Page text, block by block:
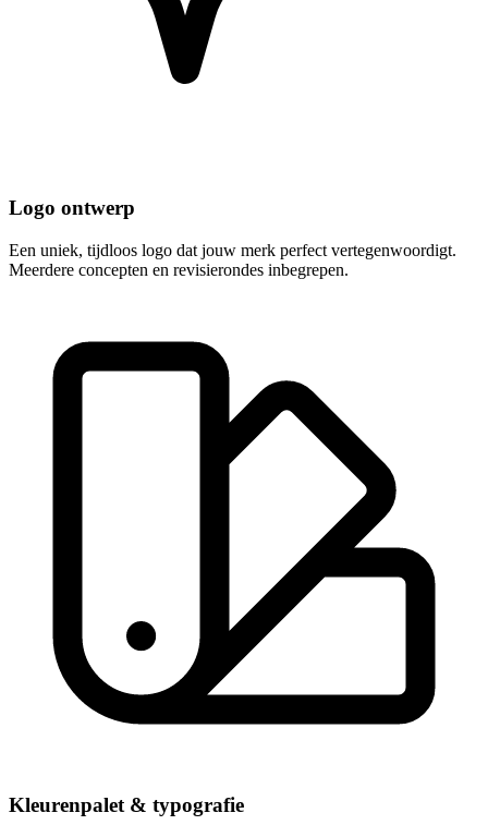
Logo ontwerp
Een uniek, tijdloos logo dat jouw merk perfect vertegenwoordigt.
Meerdere concepten en revisierondes inbegrepen.
Kleurenpalet & typografie